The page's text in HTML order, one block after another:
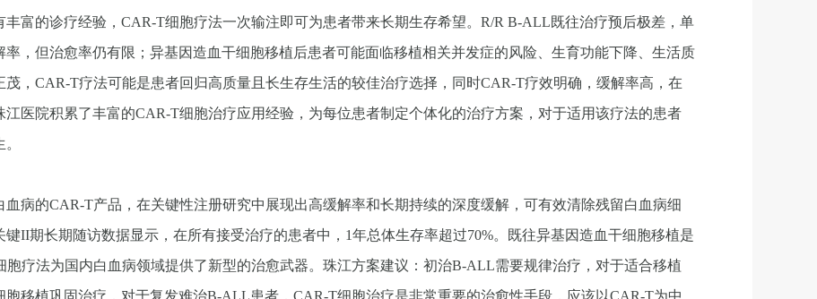
富的诊疗经验，CAR-T细胞疗法一次输注即可为患者带来长期生存希望。R/R B-ALL既往治疗预后极差，单
，但治愈率仍有限；异基因造血干细胞移植后患者可能面临移植相关并发症的风险、生育功能下降、生活质
，CAR-T疗法可能是患者回归高质量且长生存生活的较佳治疗选择，同时CAR-T疗效明确，缓解率高，在
医院积累了丰富的CAR-T细胞治疗应用经验，为每位患者制定个体化的治疗方案，对于适用该疗法的患者
病的CAR-T产品，在关键性注册研究中展现出高缓解率和长期持续的深度缓解，可有效清除残留白血病细
II期长期随访数据显示，在所有接受治疗的患者中，1年总体生存率超过70%。既往异基因造血干细胞移植是
疗法为国内白血病领域提供了新型的治愈武器。珠江方案建议：初治B-ALL需要规律治疗，对于适合移植
移植巩固治疗，对于复发难治B-ALL患者，CAR-T细胞治疗是非常重要的治愈性手段，应该以CAR-T为中